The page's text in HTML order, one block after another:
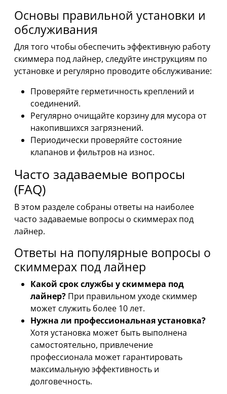
Основы правильной установки и
обслуживания
Для того чтобы обеспечить эффективную работу
скиммера под лайнер, следуйте инструкциям по
установке и регулярно проводите обслуживание:
Проверяйте герметичность креплений и
соединений.
Регулярно очищайте корзину для мусора от
накопившихся загрязнений.
Периодически проверяйте состояние
клапанов и фильтров на износ.
Часто задаваемые вопросы
(FAQ)
В этом разделе собраны ответы на наиболее
часто задаваемые вопросы о скиммерах под
лайнер.
Ответы на популярные вопросы о
скиммерах под лайнер
Какой срок службы у скиммера под
лайнер? При правильном уходе скиммер
может служить более 10 лет.
Нужна ли профессиональная установка?
Хотя установка может быть выполнена
самостоятельно, привлечение
профессионала может гарантировать
максимальную эффективность и
долговечность.